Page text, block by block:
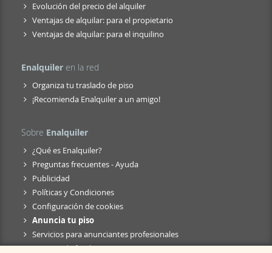
Evolución del precio del alquiler
Ventajas de alquilar: para el propietario
Ventajas de alquilar: para el inquilino
Enalquiler en la red
Organiza tu traslado de piso
¡Recomienda Enalquiler a un amigo!
Sobre Enalquiler
¿Qué es Enalquiler?
Preguntas frecuentes - Ayuda
Publicidad
Políticas y Condiciones
Configuración de cookies
Anuncia tu piso
Servicios para anunciantes profesionales
Anuncio de fusión